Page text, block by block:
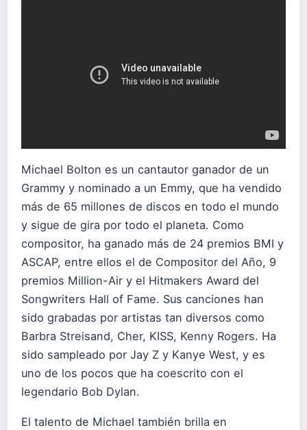
Michael Bolton es un cantautor ganador de un
Grammy y nominado a un Emmy, que ha vendido
más de 65 millones de discos en todo el mundo
y sigue de gira por todo el planeta. Como
compositor, ha ganado más de 24 premios BMI y
ASCAP, entre ellos el de Compositor del Año, 9
premios Million-Air y el Hitmakers Award del
Songwriters Hall of Fame. Sus canciones han
sido grabadas por artistas tan diversos como
Barbra Streisand, Cher, KISS, Kenny Rogers. Ha
sido sampleado por Jay Z y Kanye West, y es
uno de los pocos que ha coescrito con el
legendario Bob Dylan.
El talento de Michael también brilla en